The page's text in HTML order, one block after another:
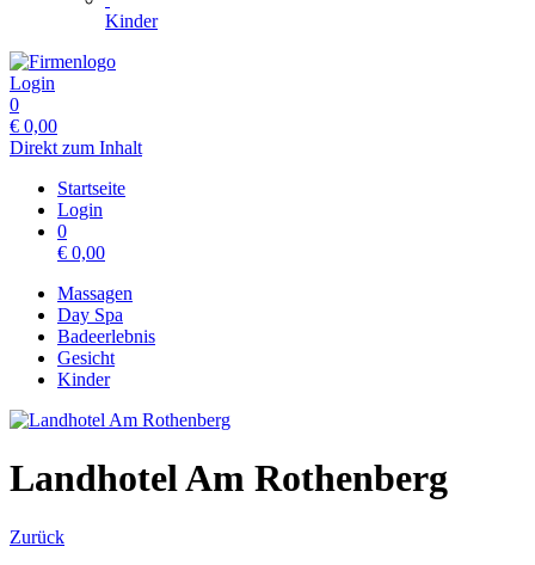
Kinder
Login
0
€ 0,00
Direkt zum Inhalt
Startseite
Login
0
€ 0,00
Massagen
Day Spa
Badeerlebnis
Gesicht
Kinder
Landhotel Am Rothenberg
Zurück